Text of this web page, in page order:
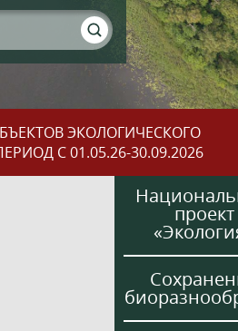
ЭКОЛОГИЧЕСКОГО
С 01.05.26-30.09.2026
проект